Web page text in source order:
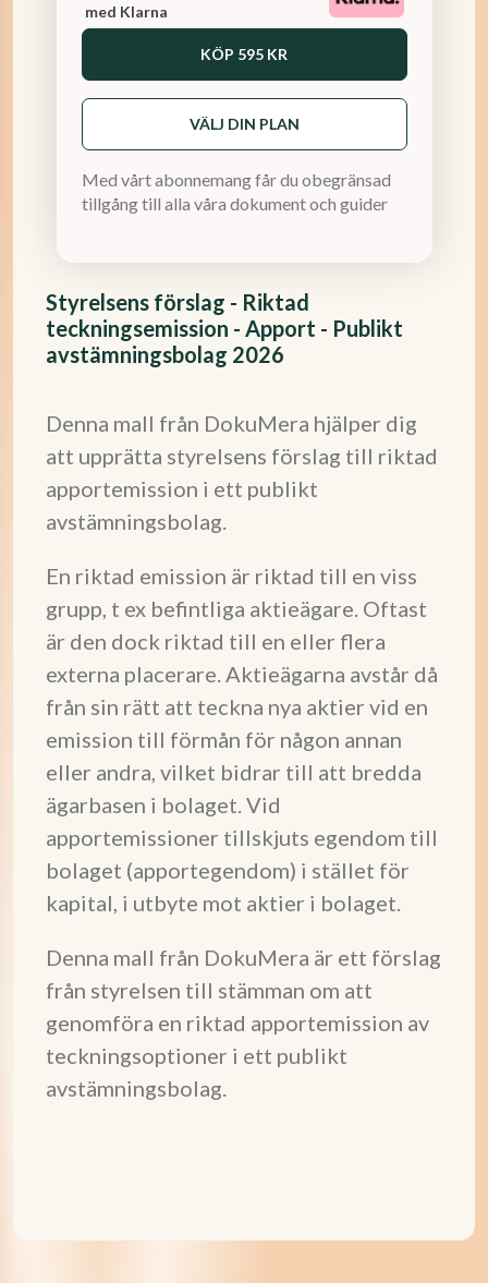
Styrelsens förslag - Riktad
teckningsemission - Apport - Publikt
avstämningsbolag 2026
Denna mall från DokuMera hjälper dig
att upprätta styrelsens förslag till riktad
apportemission i ett publikt
avstämningsbolag.
En riktad emission är riktad till en viss
grupp, t ex befintliga aktieägare. Oftast
är den dock riktad till en eller flera
externa placerare. Aktieägarna avstår då
från sin rätt att teckna nya aktier vid en
emission till förmån för någon annan
eller andra, vilket bidrar till att bredda
ägarbasen i bolaget. Vid
apportemissioner tillskjuts egendom till
bolaget (apportegendom) i stället för
kapital, i utbyte mot aktier i bolaget.
Denna mall från DokuMera är ett förslag
från styrelsen till stämman om att
genomföra en riktad apportemission av
teckningsoptioner i ett publikt
avstämningsbolag.
med Klarna
KÖP 595 KR
VÄLJ DIN PLAN
Med vårt abonnemang får du obegränsad
tillgång till alla våra dokument och guider